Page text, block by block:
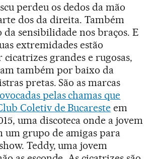
perdeu os dedos da mão
dos da direita. Também
sensibilidade nos braços. E
extremidades estão
cicatrizes grandes e rugosas,
também por baixo da
pretas. São as marcas
pelas chamas que
Coletiv de Bucareste em
uma discoteca onde a jovem
um grupo de amigas para
Teddy, uma jovem